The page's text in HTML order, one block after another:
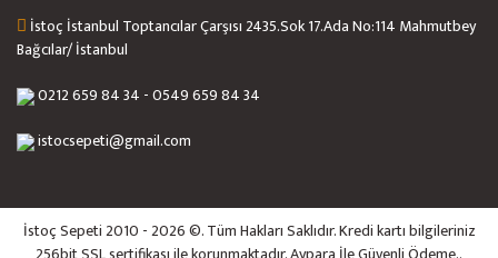
İstoç İstanbul Toptancılar Çarşısı 2435.Sok 17.Ada No:114 Mahmutbey
Bağcılar/ İstanbul
0212 659 84 34 - 0549 659 84 34
istocsepeti@gmail.com
İstoç Sepeti 2010 - 2026 ©. Tüm Hakları Saklıdır. Kredi kartı bilgileriniz